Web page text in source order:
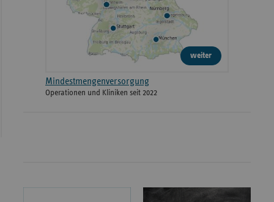
weiter
Mindestmengenversorgung
Operationen und Kliniken seit 2022